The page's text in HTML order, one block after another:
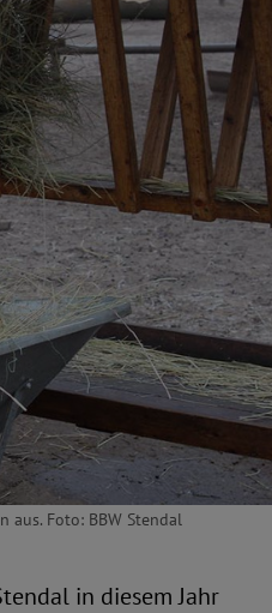
Foto: BBW Stendal
in diesem Jahr